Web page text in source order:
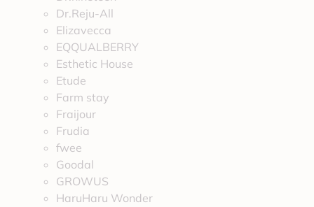
Dr.Reju-All
Elizavecca
EQQUALBERRY
Esthetic House
Etude
Farm stay
Fraijour
Frudia
fwee
Goodal
GROWUS
HaruHaru Wonder